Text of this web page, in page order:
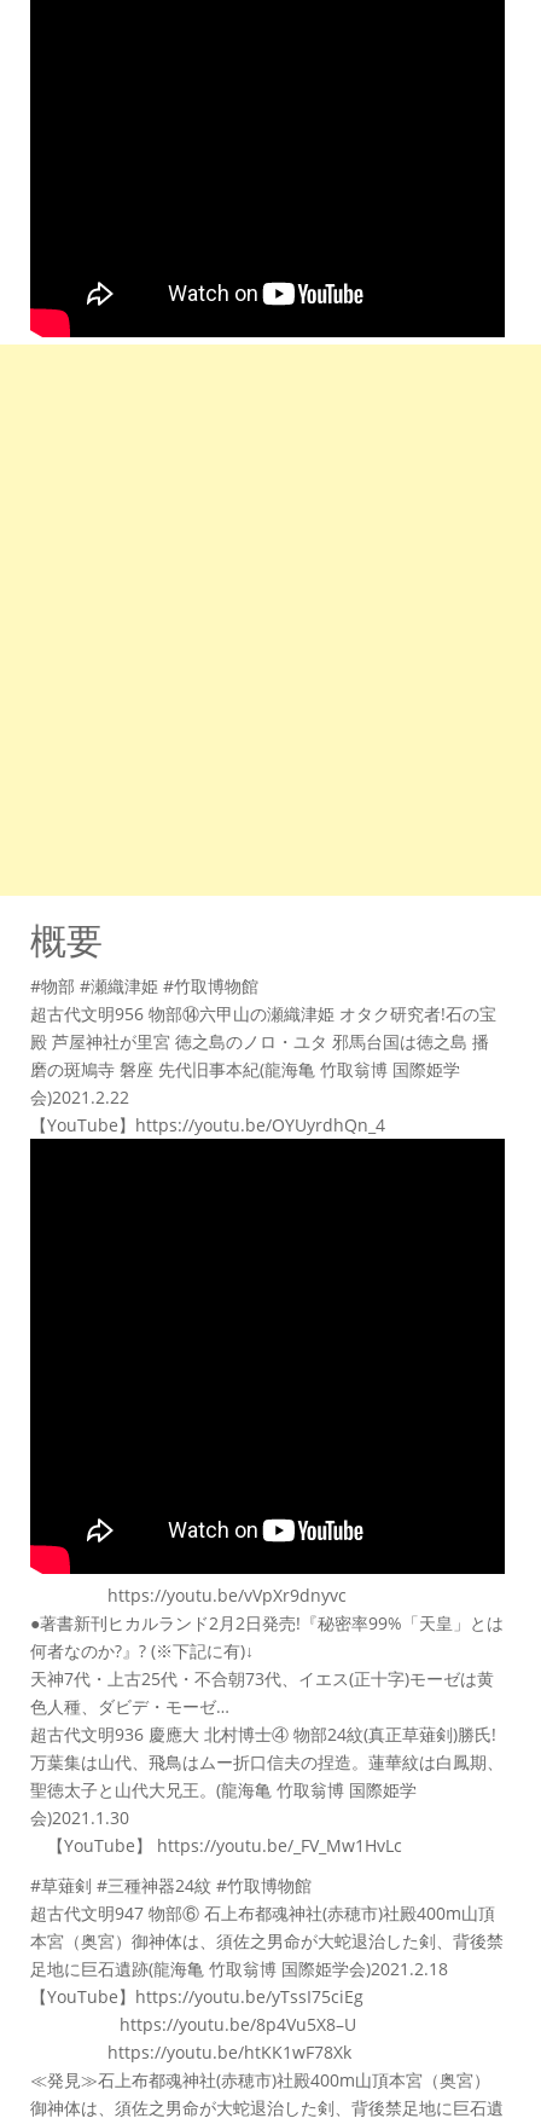
概要
#物部 #瀬織津姫 #竹取博物館
超古代文明956 物部⑭六甲山の瀬織津姫 オタク研究者!石の宝
殿 芦屋神社が里宮 徳之島のノロ・ユタ 邪馬台国は徳之島 播
磨の斑鳩寺 磐座 先代旧事本紀(龍海亀 竹取翁博 国際姫学
会)2021.2.22
【YouTube】https://youtu.be/OYUyrdhQn_4
https://youtu.be/vVpXr9dnyvc
●著書新刊ヒカルランド2月2日発売!『秘密率99%「天皇」とは
何者なのか?』? (※下記に有)↓
天神7代・上古25代・不合朝73代、イエス(正十字)モーゼは黄
色人種、ダビデ・モーゼ…
超古代文明936 慶應大 北村博士④ 物部24紋(真正草薙剣)勝氏!
万葉集は山代、飛鳥はムー折口信夫の捏造。蓮華紋は白鳳期、
聖徳太子と山代大兄王。(龍海亀 竹取翁博 国際姫学
会)2021.1.30
【YouTube】 https://youtu.be/_FV_Mw1HvLc
#草薙剣 #三種神器24紋 #竹取博物館
超古代文明947 物部⑥ 石上布都魂神社(赤穂市)社殿400m山頂
本宮（奥宮）御神体は、須佐之男命が大蛇退治した剣、背後禁
足地に巨石遺跡(龍海亀 竹取翁博 国際姫学会)2021.2.18
【YouTube】https://youtu.be/yTssI75ciEg
https://youtu.be/8p4Vu5X8–U
https://youtu.be/htKK1wF78Xk
≪発見≫石上布都魂神社(赤穂市)社殿400m山頂本宮（奥宮）
御神体は、須佐之男命が大蛇退治した剣、背後禁足地に巨石遺